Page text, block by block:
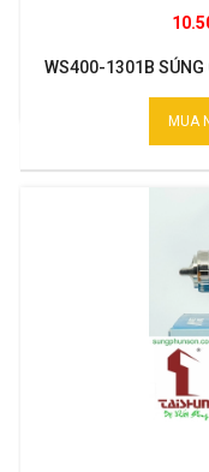
WS400-1301B SÚNG
MUA